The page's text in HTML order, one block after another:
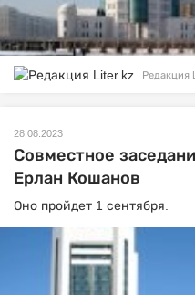
Редакция
28.08.2023
Совместное
Ерлан Кошанов
Оно пройдет 1 сентября.